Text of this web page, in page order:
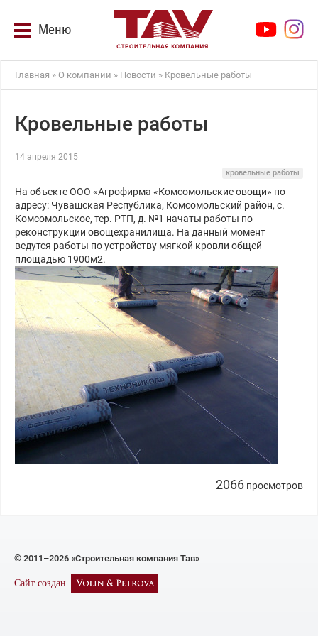
Меню
Главная » О компании » Новости » Кровельные работы
Кровельные работы
14 апреля 2015
кровельные работы
На объекте ООО «Агрофирма «Комсомольские овощи» по
адресу: Чувашская Республика, Комсомольский район, с.
Комсомольское, тер. РТП, д. №1 начаты работы по
реконструкции овощехранилища. На данный момент
ведутся работы по устройству мягкой кровли общей
площадью 1900м2.
2066 просмотров
© 2011–2026 «Строительная компания Тав»
Сайт создан